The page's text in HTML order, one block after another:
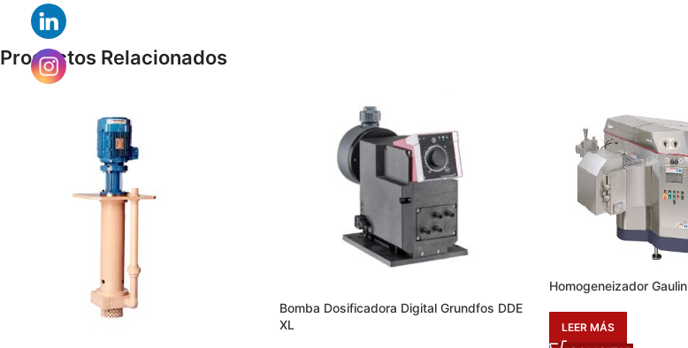
Productos Relacionados
Bomba Dosificadora Digital Grundfos DDE
XL
Homogeneizador Gaulin
LEER MÁS